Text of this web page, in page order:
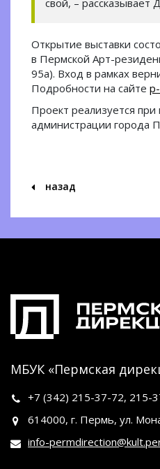
свой, – рассказывает
Открытие выставки
в Пермской Арт-
95а). Вход в рамках
Подробности на сайте
Проект реализуется
администрации города
назад
МБУК «Пермская
+7 (342) 215-37-72, 215-
614000, г. Пермь, ул.
info-